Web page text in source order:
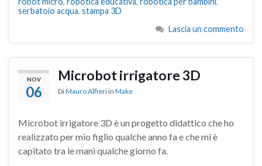
serbatoio acqua, stampa 3D
Lascia un commento
NOV
06
Microbot irrigatore 3D
DiMauro Alfieri in Make
Microbot irrigatore 3D è un progetto didattico che ho
realizzato per mio figlio qualche anno fa e che mi è
capitato tra le mani qualche giorno fa.